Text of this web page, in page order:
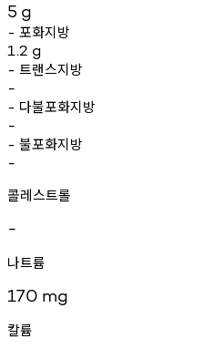
5 g
- 포화지방
1.2 g
- 트랜스지방
-
- 다불포화지방
-
- 불포화지방
-
콜레스트롤
-
나트륨
170 mg
칼륨